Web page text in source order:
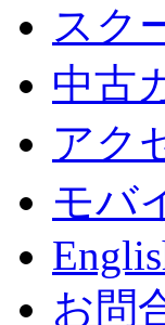
スク
中古
アク
モバ
お問